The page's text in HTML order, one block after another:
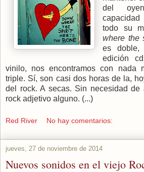
del
todo su
where the
es
edición
vinilo, nos encontramos con nada
triple. Sí, son casi dos horas de la,
del rock. A secas. Sin necesidad de
rock adjetivo alguno. (...)
Red River No hay comentarios:
jueves, 27 de noviembre de 2014
Nuevos sonidos en el viejo